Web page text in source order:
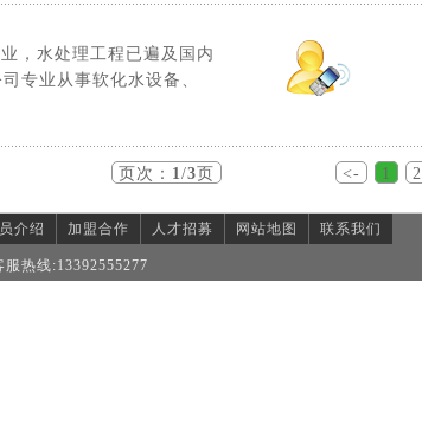
，水处理工程已遍及国内
专业从事软化水设备、
页次： 1/3 页 <- 1 2
介绍 加盟合作 人才招募 网站地图 联系我们
热线:13392555277